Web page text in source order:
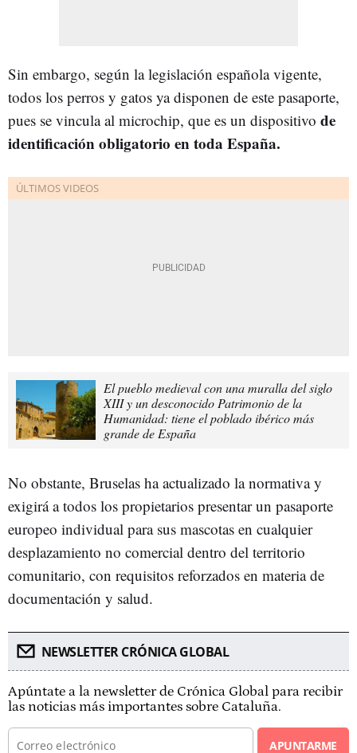
Sin embargo, según la legislación española vigente,
todos los perros y gatos ya disponen de este pasaporte,
pues se vincula al microchip, que es un dispositivo de
identificación obligatorio en toda España.
El pueblo medieval con una muralla del siglo
XIII y un desconocido Patrimonio de la
Humanidad: tiene el poblado ibérico más
grande de España
No obstante, Bruselas ha actualizado la normativa y
exigirá a todos los propietarios presentar un pasaporte
europeo individual para sus mascotas en cualquier
desplazamiento no comercial dentro del territorio
comunitario, con requisitos reforzados en materia de
documentación y salud.
NEWSLETTER CRÓNICA GLOBAL
Apúntate a la newsletter de Crónica Global para recibir
las noticias más importantes sobre Cataluña.
APUNTARME